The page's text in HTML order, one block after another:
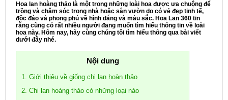
Hoa lan hoàng thảo là một trong những loài hoa được ưa chuộng để
trồng và chăm sóc trong nhà hoặc sân vườn do có vẻ đẹp tinh tế,
độc đáo và phong phú về hình dáng và màu sắc. Hoa Lan 360 tin
rằng cũng có rất nhiều người đang muốn tìm hiểu thông tin về loài
hoa này. Hôm nay, hãy cùng chúng tôi tìm hiểu thông qua bài viết
dưới đây nhé.
Nội dung
1. Giới thiệu về giống chi lan hoàn thảo
2. Chi lan hoàng thảo có những loại nào